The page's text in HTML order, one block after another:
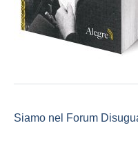
Siamo nel Forum